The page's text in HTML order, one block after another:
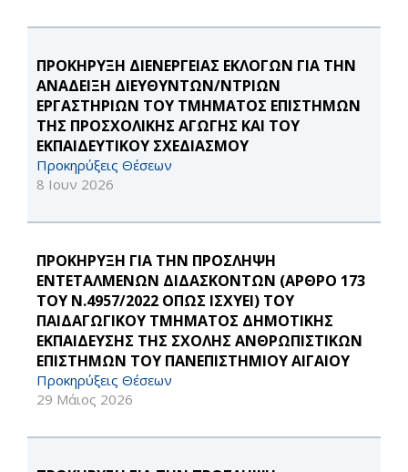
ΠΡΟΚΗΡΥΞΗ ΔΙΕΝΕΡΓΕΙΑΣ ΕΚΛΟΓΩΝ ΓΙΑ ΤΗΝ
ΑΝΑΔΕΙΞΗ ΔΙΕΥΘΥΝΤΩΝ/ΝΤΡΙΩΝ
ΕΡΓΑΣΤΗΡΙΩΝ ΤΟΥ ΤΜΗΜΑΤΟΣ ΕΠΙΣΤΗΜΩΝ
ΤΗΣ ΠΡΟΣΧΟΛΙΚΗΣ ΑΓΩΓΗΣ ΚΑΙ ΤΟΥ
ΕΚΠΑΙΔΕΥΤΙΚΟΥ ΣΧΕΔΙΑΣΜΟΥ
Προκηρύξεις Θέσεων
8 Ιουν 2026
ΠΡΟΚΗΡΥΞΗ ΓΙΑ ΤΗΝ ΠΡΟΣΛΗΨΗ
ΕΝΤΕΤΑΛΜΕΝΩΝ ΔΙΔΑΣΚΟΝΤΩΝ (ΑΡΘΡΟ 173
ΤΟΥ Ν.4957/2022 ΟΠΩΣ ΙΣΧΥΕΙ) ΤΟΥ
ΠΑΙΔΑΓΩΓΙΚΟΥ ΤΜΗΜΑΤΟΣ ΔΗΜΟΤΙΚΗΣ
ΕΚΠΑΙΔΕΥΣΗΣ ΤΗΣ ΣΧΟΛΗΣ ΑΝΘΡΩΠΙΣΤΙΚΩΝ
ΕΠΙΣΤΗΜΩΝ ΤΟΥ ΠΑΝΕΠΙΣΤΗΜΙΟΥ ΑΙΓΑΙΟΥ
Προκηρύξεις Θέσεων
29 Μάιος 2026